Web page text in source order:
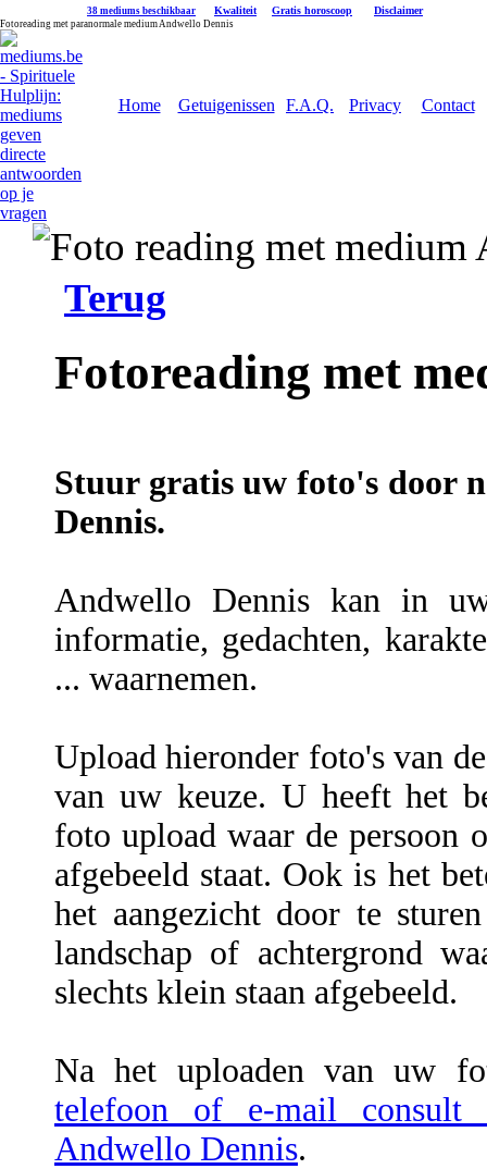
38 mediums beschikbaar Kwaliteit Gratis horoscoop Disclaimer
Fotoreading met paranormale medium Andwello Dennis
Home Getuigenissen F.A.Q. Privacy Contact
Terug
Fotoreading met
Stuur gratis uw foto's door
Dennis.
Andwello Dennis kan in
informatie, gedachten,
... waarnemen.
Upload hieronder foto's van
van uw keuze. U heeft het
foto upload waar de persoon
afgebeeld staat. Ook is het
het aangezicht door te
landschap of achtergrond
slechts klein staan afgebeeld.
Na het uploaden van uw
telefoon of e-mail consult
Andwello Dennis.